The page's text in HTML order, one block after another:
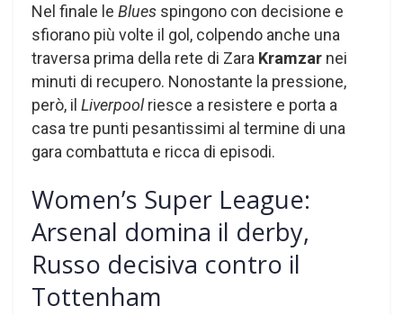
Nel finale le Blues spingono con decisione e
sfiorano più volte il gol, colpendo anche una
traversa prima della rete di Zara Kramzar nei
minuti di recupero. Nonostante la pressione,
però, il Liverpoolriesce a resistere e porta a
casa tre punti pesantissimi al termine di una
gara combattuta e ricca di episodi.
Women’s Super League:
Arsenal domina il derby,
Russo decisiva contro il
Tottenham